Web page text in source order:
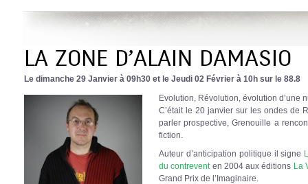
LA ZONE D’ALAIN DAMASIO
Le dimanche 29 Janvier à 09h30 et le Jeudi 02 Février à 10h sur le 88.8
Evolution, Révolution, évolution d’une
C’était le 20 janvier sur les ondes de
parler prospective, Grenouille a
fiction.
Auteur d’anticipation politique il signe
du contreventen 2004 aux éditions
La
Grand Prix de l’Imaginaire.